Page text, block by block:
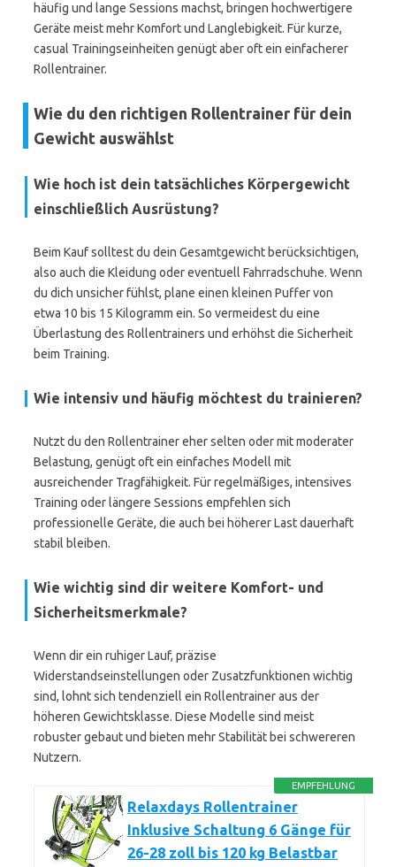
häufig und lange Sessions machst, bringen hochwertigere
Geräte meist mehr Komfort und Langlebigkeit. Für kurze,
casual Trainingseinheiten genügt aber oft ein einfacherer
Rollentrainer.
Wie du den richtigen Rollentrainer für dein
Gewicht auswählst
Wie hoch ist dein tatsächliches Körpergewicht
einschließlich Ausrüstung?
Beim Kauf solltest du dein Gesamtgewicht berücksichtigen,
also auch die Kleidung oder eventuell Fahrradschuhe. Wenn
du dich unsicher fühlst, plane einen kleinen Puffer von
etwa 10 bis 15 Kilogramm ein. So vermeidest du eine
Überlastung des Rollentrainers und erhöhst die Sicherheit
beim Training.
Wie intensiv und häufig möchtest du trainieren?
Nutzt du den Rollentrainer eher selten oder mit moderater
Belastung, genügt oft ein einfaches Modell mit
ausreichender Tragfähigkeit. Für regelmäßiges, intensives
Training oder längere Sessions empfehlen sich
professionelle Geräte, die auch bei höherer Last dauerhaft
stabil bleiben.
Wie wichtig sind dir weitere Komfort- und
Sicherheitsmerkmale?
Wenn dir ein ruhiger Lauf, präzise
Widerstandseinstellungen oder Zusatzfunktionen wichtig
sind, lohnt sich tendenziell ein Rollentrainer aus der
höheren Gewichtsklasse. Diese Modelle sind meist
robuster gebaut und bieten mehr Stabilität bei schwereren
Nutzern.
EMPFEHLUNG
Relaxdays Rollentrainer
Inklusive Schaltung 6 Gänge für
26-28 zoll bis 120 kg Belastbar